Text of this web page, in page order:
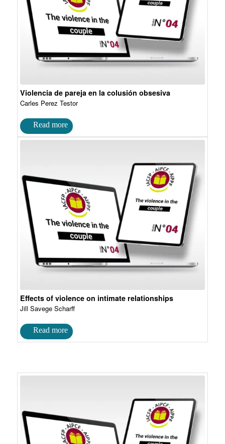
Violencia de pareja en la colusión obsesiva
Carles Perez Testor
Effects of violence on intimate relationships
Jill Savege Scharff